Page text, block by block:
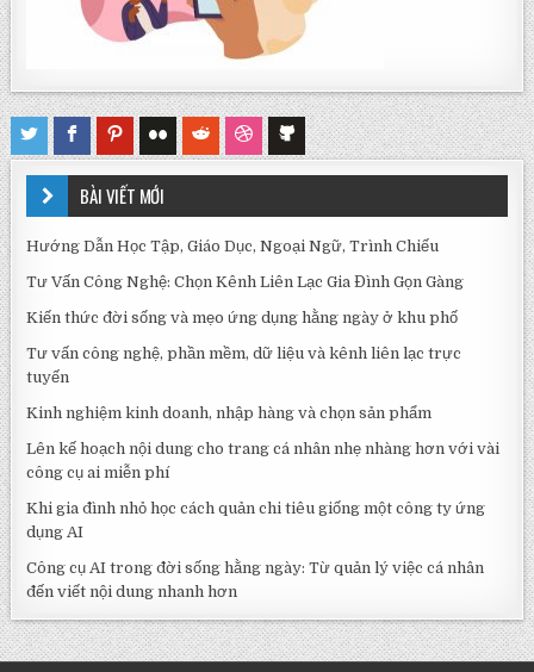
BÀI VIẾT MỚI
Hướng Dẫn Học Tập, Giáo Dục, Ngoại Ngữ, Trình Chiếu
Tư Vấn Công Nghệ: Chọn Kênh Liên Lạc Gia Đình Gọn Gàng
Kiến thức đời sống và mẹo ứng dụng hằng ngày ở khu phố
Tư vấn công nghệ, phần mềm, dữ liệu và kênh liên lạc trực
tuyến
Kinh nghiệm kinh doanh, nhập hàng và chọn sản phẩm
Lên kế hoạch nội dung cho trang cá nhân nhẹ nhàng hơn với vài
công cụ ai miễn phí
Khi gia đình nhỏ học cách quản chi tiêu giống một công ty ứng
dụng AI
Công cụ AI trong đời sống hằng ngày: Từ quản lý việc cá nhân
đến viết nội dung nhanh hơn